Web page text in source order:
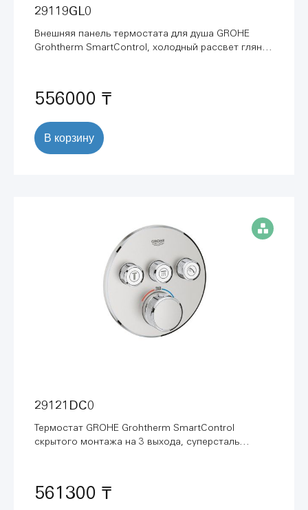
29119GL0
Внешняя панель термостата для душа GROHE
Grohtherm SmartControl, холодный рассвет глянец
556000 ₸
В корзину
29121DC0
Термостат GROHE Grohtherm SmartControl
скрытого монтажа на 3 выхода, суперсталь
561300 ₸